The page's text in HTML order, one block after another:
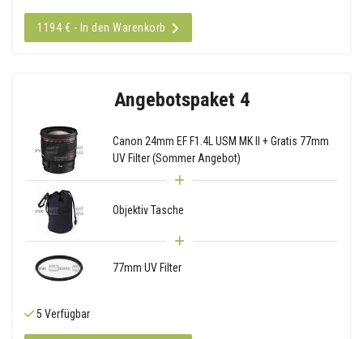
1194 € - In den Warenkorb
Angebotspaket 4
Canon 24mm EF F1.4L USM MK II + Gratis 77mm
UV Filter (Sommer Angebot)
Objektiv Tasche
77mm UV Filter
5 Verfügbar